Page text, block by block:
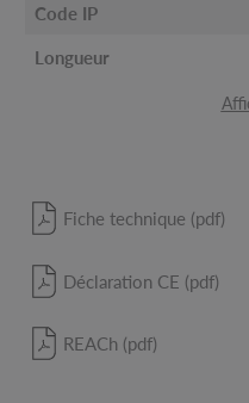
Code IP
Longueur
Fiche technique (pdf)
Déclaration CE (pdf)
REACh (pdf)